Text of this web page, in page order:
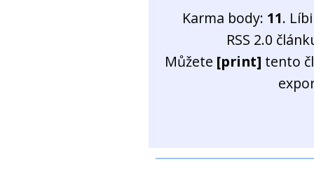
Karma body: 11.
RSS 2.0
Můžete [print] tento